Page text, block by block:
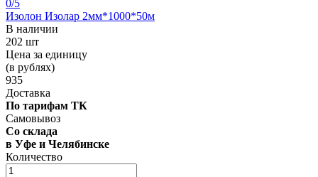
0/5
Изолон Изолар 2мм*1000*50м
В наличии
202 шт
Цена за единицу
(в рублях)
935
Доставка
По тарифам ТК
Самовывоз
Со склада
в Уфе и Челябинске
Количество